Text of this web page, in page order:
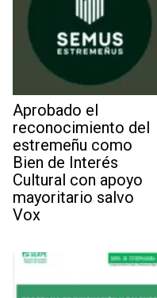
Aprobado el
reconocimiento del
estremeñu como
Bien de Interés
Cultural con apoyo
mayoritario salvo
Vox